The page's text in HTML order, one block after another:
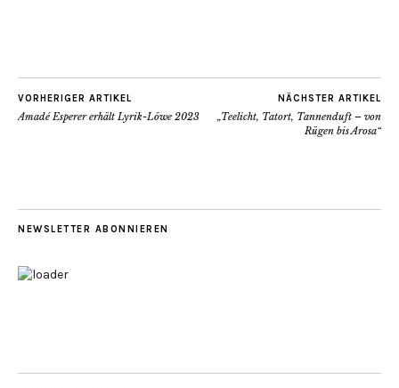
VORHERIGER ARTIKEL
Amadé Esperer erhält Lyrik-Löwe 2023
NÄCHSTER ARTIKEL
„Teelicht, Tatort, Tannenduft – von
Rügen bis Arosa“
NEWSLETTER ABONNIEREN